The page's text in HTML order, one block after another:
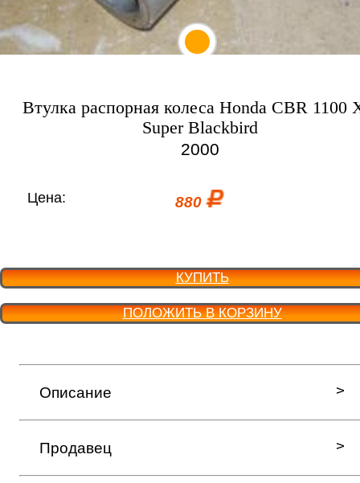
Втулка распорная колеса Honda CBR 1100
Super Blackbird
2000
Цена: 880
КУПИТЬ
ПОЛОЖИТЬ В КОРЗИНУ
Описание
Продавец